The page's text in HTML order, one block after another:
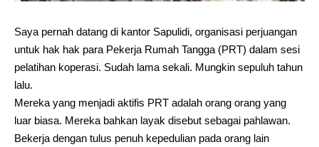
Saya pernah datang di kantor Sapulidi, organisasi perjuangan
untuk hak hak para Pekerja Rumah Tangga (PRT) dalam sesi
pelatihan koperasi. Sudah lama sekali. Mungkin sepuluh tahun
lalu.
Mereka yang menjadi aktifis PRT adalah orang orang yang
luar biasa. Mereka bahkan layak disebut sebagai pahlawan.
Bekerja dengan tulus penuh kepedulian pada orang lain